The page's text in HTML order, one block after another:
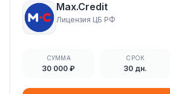
Max.Credit
Лицензия ЦБ РФ
СУММА
30 000 ₽
СРОК
30 дн.